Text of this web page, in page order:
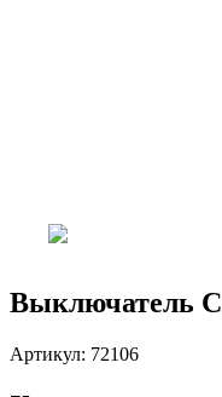
Выключатель
Артикул: 72106